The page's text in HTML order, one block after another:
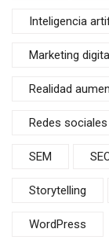
Inteligencia
Marketing digital
Realidad
Redes sociales
SEM
Storytelling
WordPress